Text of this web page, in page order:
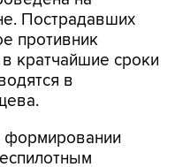
Пострадавших
противник
кратчайшие сроки
в
формировании